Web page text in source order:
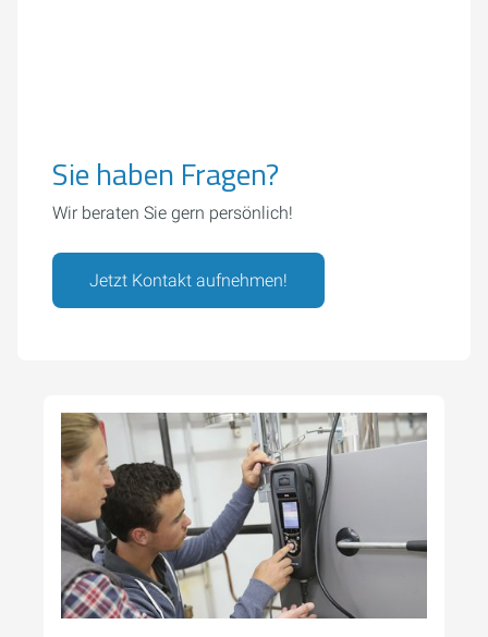
Sie haben Fragen?
Wir beraten Sie gern persönlich!
Jetzt Kontakt aufnehmen!